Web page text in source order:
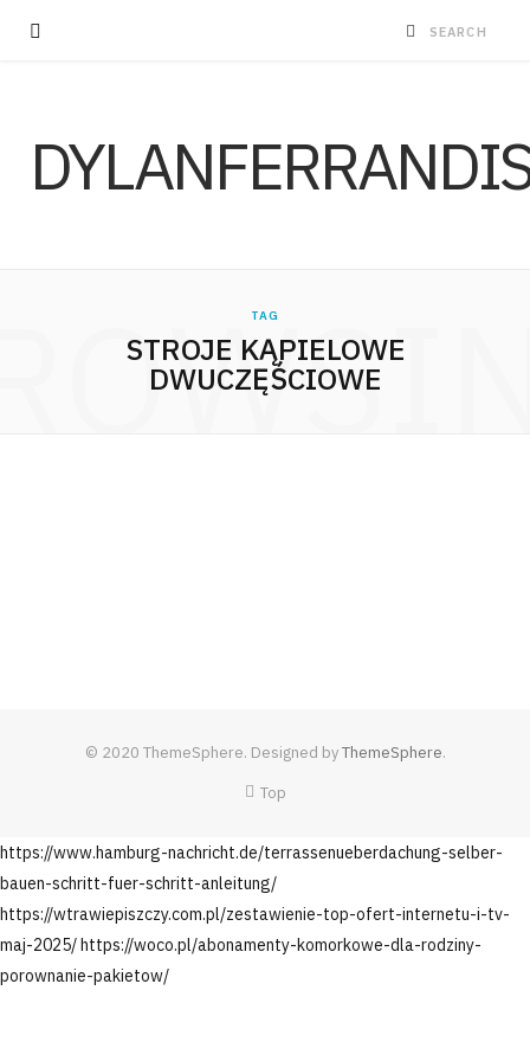
TAG
STROJE KĄPIELOWE
DWUCZĘŚCIOWE
© 2020 ThemeSphere. Designed byThemeSphere.
Top
https://www.hamburg-nachricht.de/terrassenueberdachung-selber-
bauen-schritt-fuer-schritt-anleitung/
https://wtrawiepiszczy.com.pl/zestawienie-top-ofert-internetu-i-tv-
maj-2025/https://woco.pl/abonamenty-komorkowe-dla-rodziny-
porownanie-pakietow/